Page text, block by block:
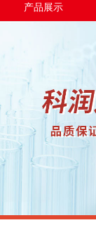
产品展示